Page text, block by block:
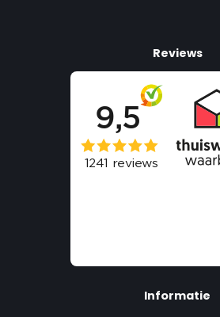
Reviews
Informatie